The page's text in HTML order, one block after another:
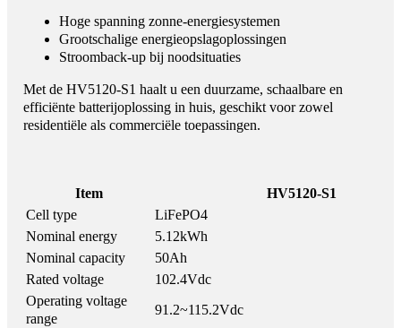
Hoge spanning zonne-energiesystemen
Grootschalige energieopslagoplossingen
Stroomback-up bij noodsituaties
Met de HV5120-S1 haalt u een duurzame, schaalbare en
efficiënte batterijoplossing in huis, geschikt voor zowel
residentiële als commerciële toepassingen.
Item
HV5120-S1
Cell type
LiFePO4
Nominal energy
5.12kWh
Nominal capacity
50Ah
Rated voltage
102.4Vdc
Operating voltage
range
91.2~115.2Vdc